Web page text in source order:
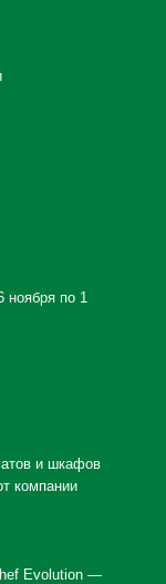
ноября по 1
и шкафов
компании
Evolution —